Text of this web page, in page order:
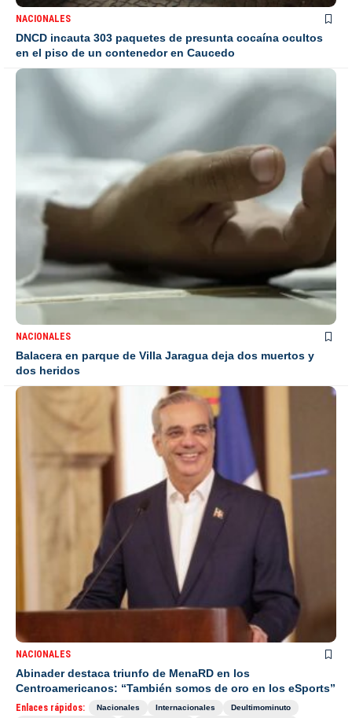
NACIONALES
DNCD incauta 303 paquetes de presunta cocaína ocultos
en el piso de un contenedor en Caucedo
NACIONALES
Balacera en parque de Villa Jaragua deja dos muertos y
dos heridos
NACIONALES
Abinader destaca triunfo de MenaRD en los
Centroamericanos: “También somos de oro en los eSports”
Enlaces rápidos: Nacionales Internacionales
Deultimominuto